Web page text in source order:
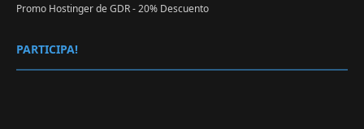
Promo Hostinger de GDR - 20% Descuento
PARTICIPA!